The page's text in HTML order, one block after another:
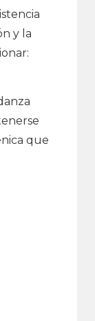
y la
que